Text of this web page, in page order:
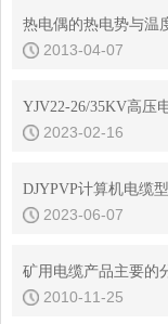
热电偶的热电势与温
2013-04-07
2023-02-16
2023-06-07
矿用电缆产品主要的
2010-11-25